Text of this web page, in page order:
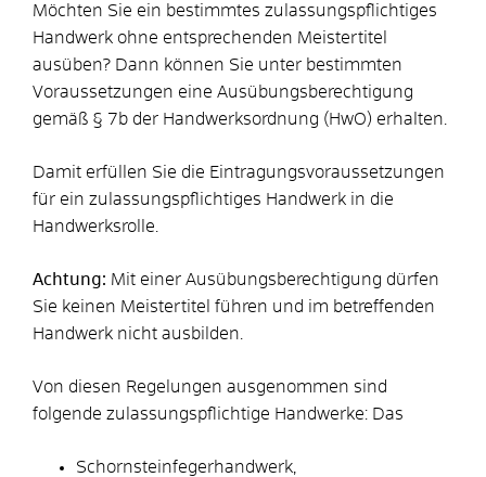
Möchten Sie ein bestimmtes zulassungspflichtiges
Handwerk ohne entsprechenden Meistertitel
ausüben? Dann können Sie unter bestimmten
Voraussetzungen eine Ausübungsberechtigung
gemäß § 7b der Handwerksordnung (HwO) erhalten.
Damit erfüllen Sie die Eintragungsvoraussetzungen
für ein zulassungspflichtiges Handwerk in die
Handwerksrolle.
Achtung: Mit einer Ausübungsberechtigung dürfen
Sie keinen Meistertitel führen und im betreffenden
Handwerk nicht ausbilden.
Von diesen Regelungen ausgenommen sind
folgende zulassungspflichtige Handwerke: Das
Schornsteinfegerhandwerk,